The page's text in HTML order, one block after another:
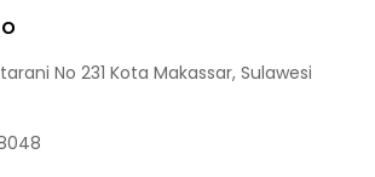
No 231 Kota Makassar, Sulawesi